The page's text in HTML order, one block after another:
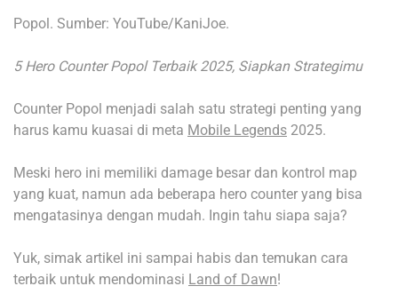
Popol. Sumber: YouTube/KaniJoe.
5 Hero Counter Popol Terbaik 2025, Siapkan Strategimu
Counter Popol menjadi salah satu strategi penting yang
harus kamu kuasai di meta Mobile Legends 2025.
Meski hero ini memiliki damage besar dan kontrol map
yang kuat, namun ada beberapa hero counter yang bisa
mengatasinya dengan mudah. Ingin tahu siapa saja?
Yuk, simak artikel ini sampai habis dan temukan cara
terbaik untuk mendominasi Land of Dawn!